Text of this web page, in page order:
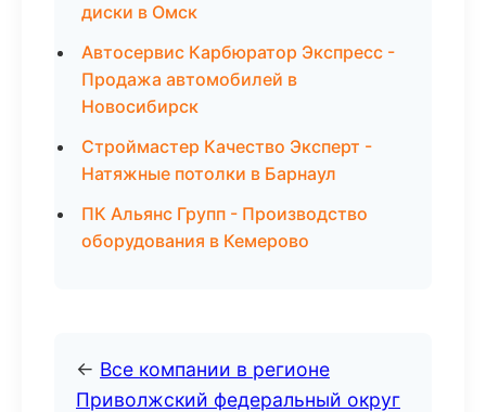
диски в Омск
Автосервис Карбюратор Экспресс -
Продажа автомобилей в
Новосибирск
Строймастер Качество Эксперт -
Натяжные потолки в Барнаул
ПК Альянс Групп - Производство
оборудования в Кемерово
← Все компании в регионе
Приволжский федеральный округ